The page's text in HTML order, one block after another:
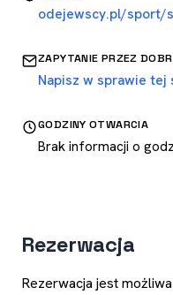
odejewscy.pl/sport/
ZAPYTANIE PRZEZ
Napisz w sprawie
GODZINY OTWARCIA
Brak informacji o
Rezerwacja
Rezerwacja jest